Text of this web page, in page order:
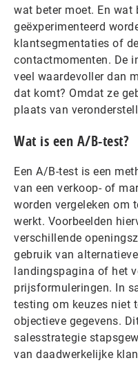
wat beter moet. En wat
geëxperimenteerd
klantsegmentaties of
contactmomenten. De
veel waardevoller dan
dat komt? Omdat ze
plaats van
Wat is een A/B-test?
Een A/B-test is een
van een verkoop- of
worden vergeleken om
werkt. Voorbeelden
verschillende
gebruik van
landingspagina of het
prijsformuleringen. In
testing om keuzes niet
objectieve gegevens.
salesstrategie
van daadwerkelijke